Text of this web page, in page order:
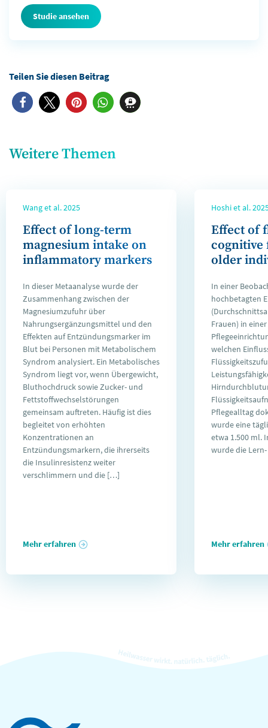
Studie ansehen
Weitere Themen
Wang et al. 2025
Effect of long-term
magnesium intake on
inflammatory markers
In dieser Metaanalyse wurde der
Zusammenhang zwischen der
Magnesiumzufuhr über
Nahrungsergänzungsmittel und den
Effekten auf Entzündungsmarker im
Blut bei Personen mit Metabolischem
Syndrom analysiert. Ein Metabolisches
Syndrom liegt vor, wenn Übergewicht,
Bluthochdruck sowie Zucker- und
Fettstoffwechselstörungen
gemeinsam auftreten. Häufig ist dies
begleitet von erhöhten
Konzentrationen an
Entzündungsmarkern, die ihrerseits
die Insulinresistenz weiter
verschlimmern und die […]
Mehr erfahren
Hoshi et al.
Effect of
older
In einer
hochbetagten
Frauen) in
welchen
Pflegealltag
wurde eine
etwa 1.500 ml.
wurde die
Mehr erfahren